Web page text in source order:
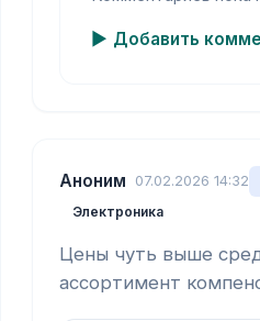
Добавить
Аноним 07.02.2026 14:32
Электроника
Цены чуть выше
ассортимент